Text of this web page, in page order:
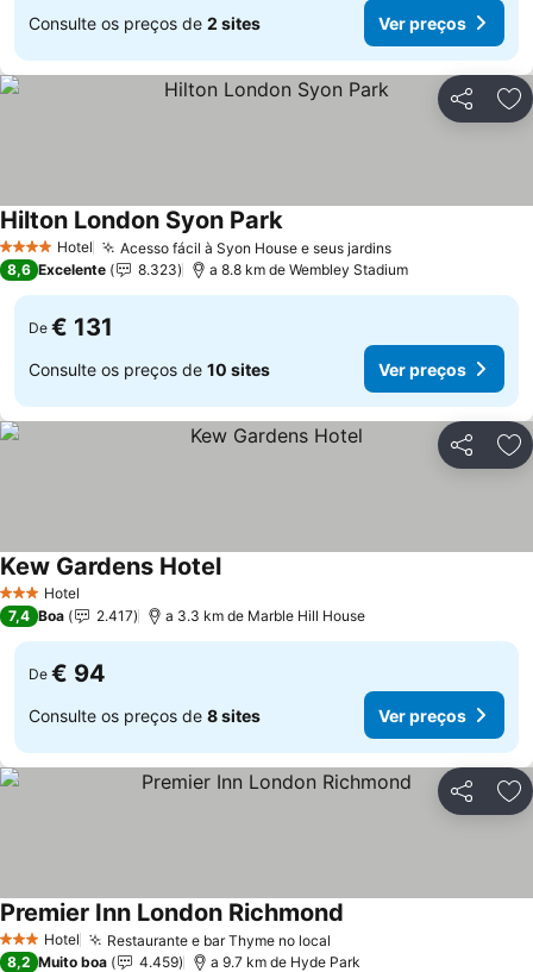
Consulte os preços de 2 sites Ver preços
Partilhar
4 EstrelasHotel Acesso fácil à Syon House e seus jardinsVer preços
Hilton London Syon ParkVer preços
8,6 Excelente 8.323 a 8.8 km de Wembley Stadium
De € 131
Consulte os preços de 10 sites Ver preços
Partilhar
3 EstrelasHotel
Kew Gardens HotelVer preços
7,4 Boa 2.417 a 3.3 km de Marble Hill House
De € 94
Consulte os preços de 8 sites Ver preços
Partilhar
3 EstrelasHotel Restaurante e bar Thyme no local
Premier Inn London Richmond
8,2 Muito boa 4.459 a 9.7 km de Hyde Park